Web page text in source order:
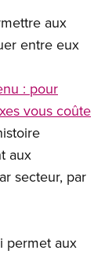
aux
entre eux
: pour
vous coûte
aux
secteur, par
permet aux